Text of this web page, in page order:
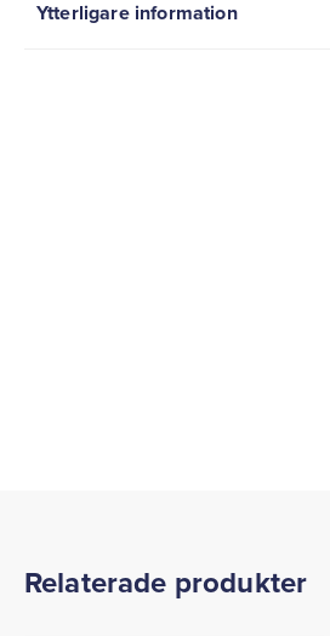
Ytterligare information
Relaterade produkter